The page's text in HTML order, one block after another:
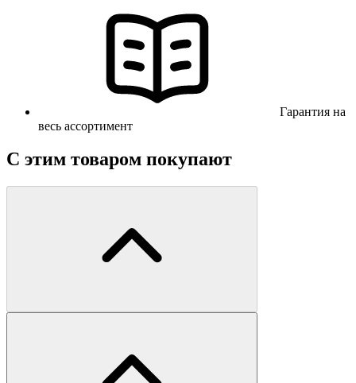
Гарантия на
весь ассортимент
С этим товаром покупают